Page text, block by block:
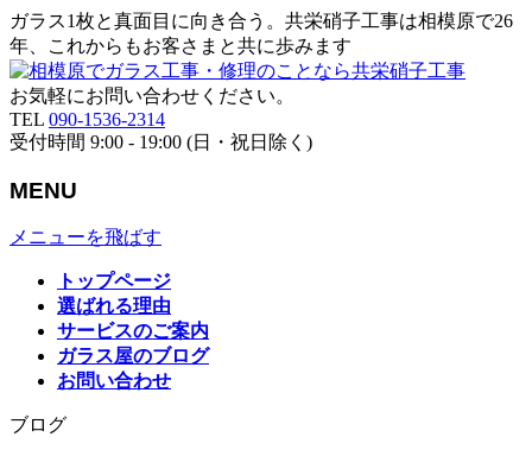
ガラス1枚と真面目に向き合う。共栄硝子工事は相模原で26
年、これからもお客さまと共に歩みます
お気軽にお問い合わせください。
TEL 090-1536-2314
受付時間 9:00 - 19:00 (日・祝日除く)
MENU
メニューを飛ばす
トップページ
選ばれる理由
サービスのご案内
ガラス屋のブログ
お問い合わせ
ブログ